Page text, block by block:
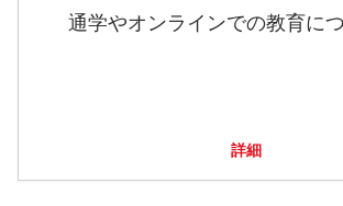
通学やオンラインでの教育に
詳細